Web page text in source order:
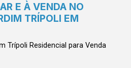
E À VENDA NO
TRÍPOLI EM
Trípoli Residencial para Venda